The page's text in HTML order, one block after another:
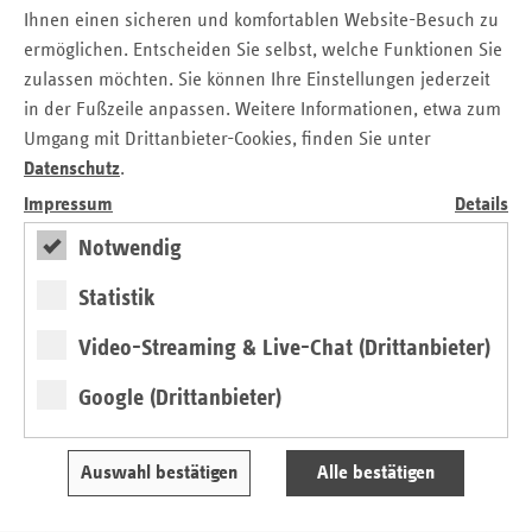
Ihnen einen sicheren und komfortablen Website-Besuch zu
ermöglichen. Entscheiden Sie selbst, welche Funktionen Sie
zulassen möchten. Sie können Ihre Einstellungen jederzeit
in der Fußzeile anpassen. Weitere Informationen, etwa zum
Umgang mit Drittanbieter-Cookies, finden Sie unter
Datenschutz.
Impressum
Details
Notwendig
Statistik
Video-Streaming & Live-Chat (Drittanbieter)
Google (Drittanbieter)
Auswahl bestätigen Alle bestätigen
Finanzielle Belastung eines
Investitionskosten) unter Betrachtung der